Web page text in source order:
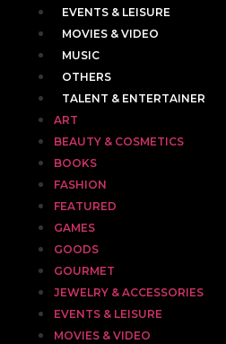
EVENTS & LEISURE
MOVIES & VIDEO
MUSIC
OTHERS
TALENT & ENTERTAINER
ART
BEAUTY & COSMETICS
BOOKS
FASHION
FEATURED
GAMES
GOODS
GOURMET
JEWELRY & ACCESSORIES
EVENTS & LEISURE
MOVIES & VIDEO